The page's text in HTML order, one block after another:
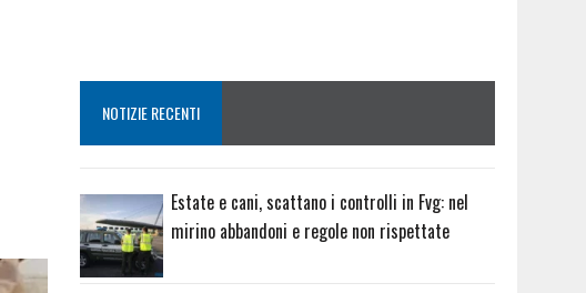
NOTIZIE RECENTI
Estate e cani, scattano i controlli in Fvg: nel
mirino abbandoni e regole non rispettate